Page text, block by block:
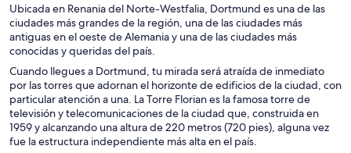
Ubicada en Renania del Norte-Westfalia, Dortmund es una de las
ciudades más grandes de la región, una de las ciudades más
antiguas en el oeste de Alemania y una de las ciudades más
conocidas y queridas del país.
Cuando llegues a Dortmund, tu mirada será atraída de inmediato
por las torres que adornan el horizonte de edificios de la ciudad, con
particular atención a una. La Torre Florian es la famosa torre de
televisión y telecomunicaciones de la ciudad que, construida en
1959 y alcanzando una altura de 220 metros (720 pies), alguna vez
fue la estructura independiente más alta en el país.